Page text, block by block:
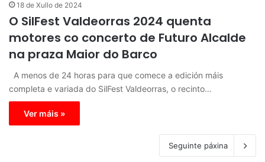
18 de Xullo de 2024
O SilFest Valdeorras 2024 quenta
motores co concerto de Futuro Alcalde
na praza Maior do Barco
A menos de 24 horas para que comece a edición máis
completa e variada do SilFest Valdeorras, o recinto…
Ver máis »
Seguinte páxina